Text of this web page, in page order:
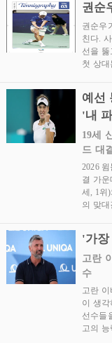
권순
권순우
친다.
선을
첫 상
예선
'내
19세
드 대
2026
결 가
세, 1위
의 맞
'가장
고란
수
고란
이 생각
선수들
고의